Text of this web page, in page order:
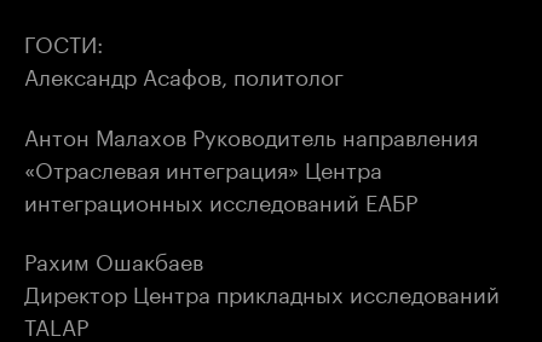
ГОСТИ:
Александр Асафов, политолог
Антон Малахов Руководитель направления
«Отраслевая интеграция» Центра
интеграционных исследований ЕАБР
Рахим Ошакбаев
Директор Центра прикладных исследований
TALAP